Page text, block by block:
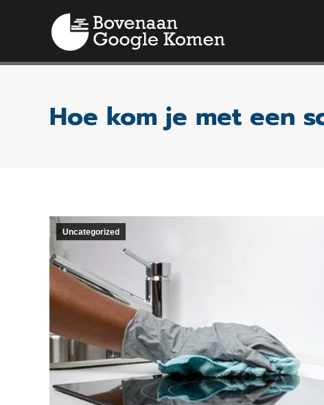
Hoe kom je met een
Uncategorized